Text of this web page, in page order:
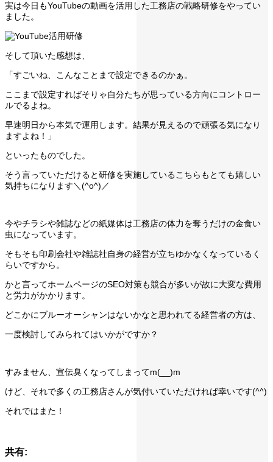
実は今日もYouTubeの動画を活用した工務店の戦略研修をやってい
ました。
そして頂いた感想は、
「すごいね、こんなことまで設定できるのかぁ。
ここまで設定すればそりゃ自分たちが思っている方向にコントロー
ルでるよね。
早速明日から本気で運用します。結果が見えるので頑張る気になり
ますよね！」
といったものでした。
そう言っていただけると研修を実施しているこちらもとても嬉しい
気持ちになります＼(^o^)／
今やチラシや雑誌などの紙媒体は工務店の体力を奪うだけの金食い
虫になっています。
そもそも印刷会社や雑誌社自身の経営が立ちゆかなくなっているく
らいですから。
かと言ってホームページのSEO対策も競合が多いが故に大変な費用
と労力がかかります。
どこかにブルーオーシャンはないかなと思われてる経営者の方は、
一度検討してみられてはいかがですか？
すみません、宣伝臭くなってしまってm(__)m
けど、それで多くの工務店さんが気付いていただければ幸いです(^^)
それではまた！
共有: